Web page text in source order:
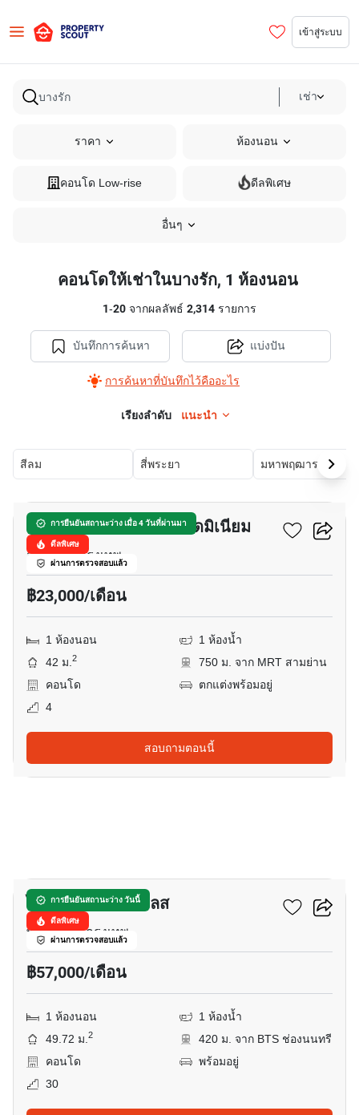
เข้าสู่ระบบ
เช่า
ราคา ห้องนอน
คอนโด Low-rise ดีลพิเศษ
อื่นๆ
คอนโดให้เช่าในบางรัก, 1 ห้องนอน
1-20 จากผลลัพธ์ 2,314 รายการ
บันทึกการค้นหา
การค้นหาที่บันทึกไว้คืออะไร
แบ่งปัน
เรียงลำดับ แนะนำ
สีลม สี่พระยา มหาพฤฒาราม
การยืนยันสถานะว่าง เมื่อ 4 วันที่ผ่านมา
ดีลพิเศษ
ผ่านการตรวจสอบแล้ว
สุรวงศ์ ซิตี้ รีสอร์ท คอนโดมิเนียม
สี่พระยา, กรุงเทพ
฿23,000/เดือน
1 ห้องนอน
1 ห้องน้ำ
42 ม.2
750 ม. จาก MRT สามย่าน
คอนโด
ตกแต่งพร้อมอยู่
4
สอบถามตอนนี้
การยืนยันสถานะว่าง วันนี้
ดีลพิเศษ
ผ่านการตรวจสอบแล้ว
ไอทีเอฟ - สีลมพาเลส
พัฒน์พงษ์, กรุงเทพ
฿57,000/เดือน
1 ห้องนอน
1 ห้องน้ำ
49.72 ม.2
420 ม. จาก BTS ช่องนนทรี
คอนโด
พร้อมอยู่
30